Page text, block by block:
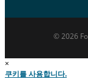
© 2026
×
쿠키를 사용합니다.